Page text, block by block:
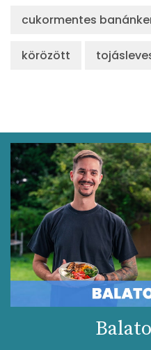
cukormentes
körözött